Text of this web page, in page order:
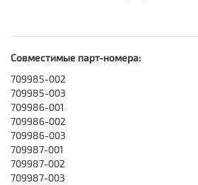
Совместимые парт-номера:
709985-002
709985-003
709986-001
709986-002
709986-003
709987-001
709987-002
709987-003